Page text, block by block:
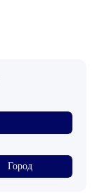
Город